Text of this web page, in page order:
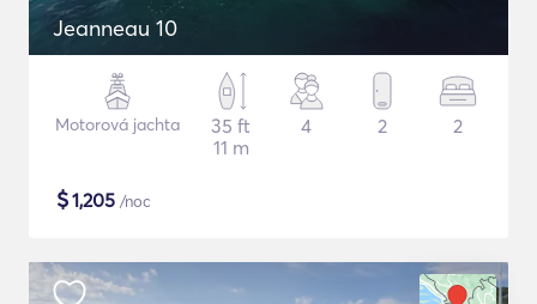
Jeanneau 10
Motorová jachta
35 ft
11 m
4 2 2
$1,205 /noc